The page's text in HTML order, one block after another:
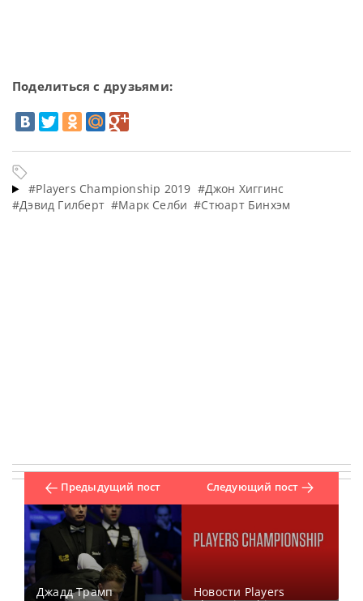
Поделиться с друзьями:
#Players Championship 2019 #Джон Хиггинс
#Дэвид Гилберт #Марк Селби #Стюарт Бинхэм
Предыдущий пост
Джадд Трамп
Следующий пост
Новости Players